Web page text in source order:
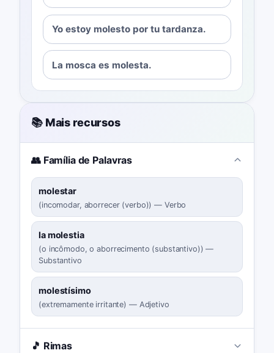
Yo estoy molesto por tu tardanza.
La mosca es molesta.
📚 Mais recursos
👥 Família de Palavras
molestar
(incomodar, aborrecer (verbo)) — Verbo
la molestia
(o incômodo, o aborrecimento (substantivo)) —
Substantivo
molestísimo
(extremamente irritante) — Adjetivo
🎵 Rimas